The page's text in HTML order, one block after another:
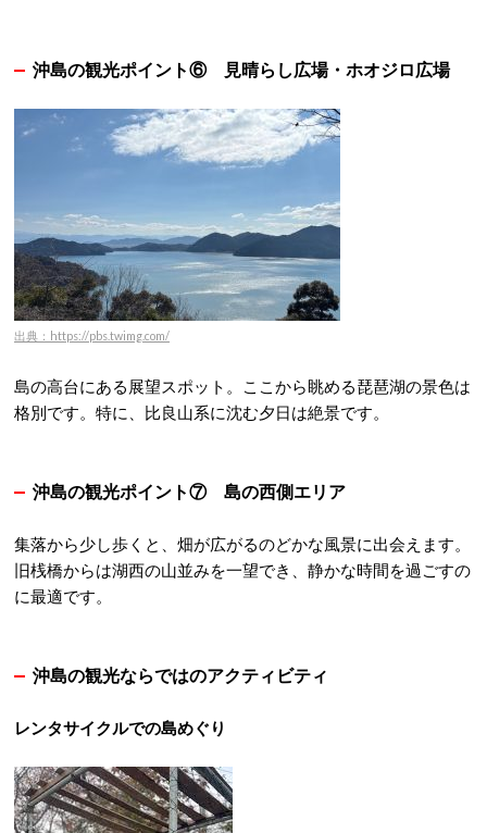
沖島の観光ポイント⑥ 見晴らし広場・ホオジロ広場
出典：https://pbs.twimg.com/
島の高台にある展望スポット。ここから眺める琵琶湖の景色は
格別です。特に、比良山系に沈む夕日は絶景です。
沖島の観光ポイント⑦ 島の西側エリア
集落から少し歩くと、畑が広がるのどかな風景に出会えます。
旧桟橋からは湖西の山並みを一望でき、静かな時間を過ごすの
に最適です。
沖島の観光ならではのアクティビティ
レンタサイクルでの島めぐり